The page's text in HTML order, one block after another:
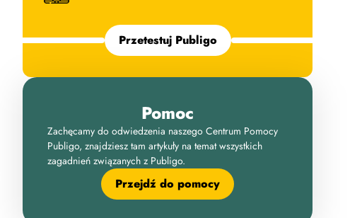
Przetestuj Publigo
Pomoc
Zachęcamy do odwiedzenia naszego Centrum Pomocy
Publigo, znajdziesz tam artykuły na temat wszystkich
zagadnień związanych z Publigo.
Przejdź do pomocy